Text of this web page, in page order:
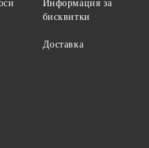
Информация за
бисквитки
Доставка